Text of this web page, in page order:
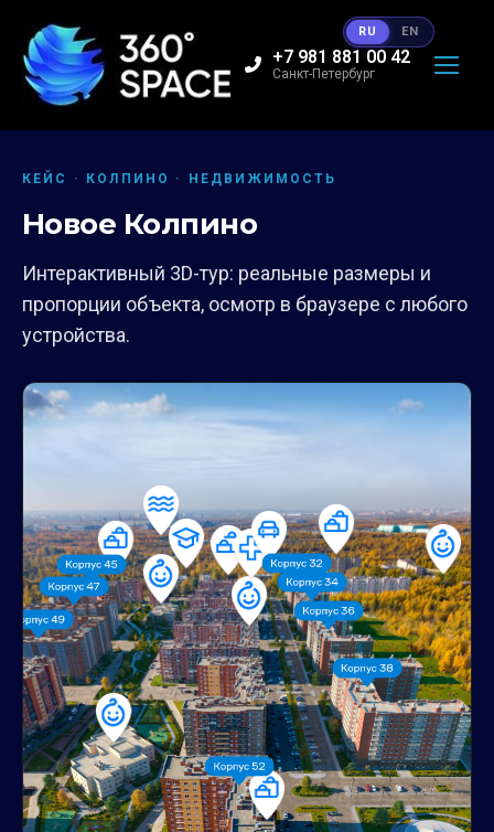
+7 981 881 00 42
Санкт-Петербург
КЕЙС · КОЛПИНО · НЕДВИЖИМОСТЬ
Новое Колпино
Интерактивный 3D-тур: реальные размеры и
пропорции объекта, осмотр в браузере с любого
устройства.
RU EN